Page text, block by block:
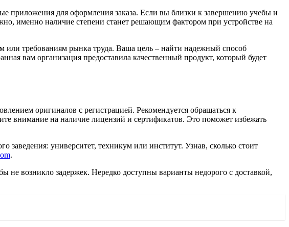
приложения для оформления заказа. Если вы близки к завершению учебы и
именно наличие степени станет решающим фактором при устройстве на
или требованиям рынка труда. Ваша цель – найти надежный способ
вам организация предоставила качественный продукт, который будет
оригиналов с регистрацией. Рекомендуется обращаться к
внимание на наличие лицензий и сертификатов. Это поможет избежать
университет, техникум или институт. Узнав, сколько стоит
.
не возникло задержек. Нередко доступны варианты недорого с доставкой,